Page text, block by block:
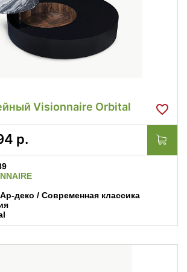
Visionnaire Orbital
р.
деко / Современная классика